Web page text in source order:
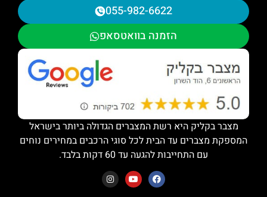
055-982-6622
הזמנה בוואטסאפ
מצבר בקליק היא רשת המצברים הגדולה ביותר בישראל
המספקת מצברים עד הבית לכל סוגי הרכבים במחירים נוחים
עם התחייבות להגעה עד 60 דקות בלבד.